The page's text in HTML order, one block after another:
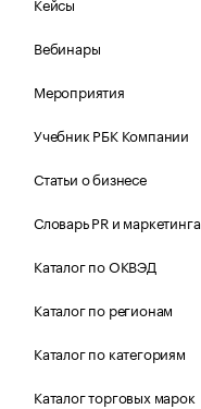
Вебинары
Мероприятия
Учебник РБК Компании
Статьи о бизнесе
Словарь PR и маркетинга
Каталог по ОКВЭД
Каталог по регионам
Каталог по категориям
Каталог торговых марок